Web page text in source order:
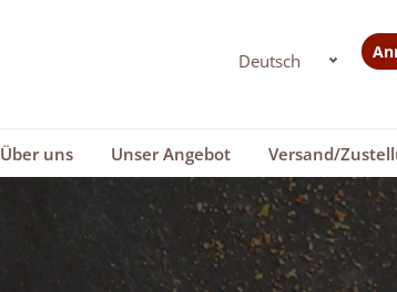
Über uns Unser Angebot Versand/